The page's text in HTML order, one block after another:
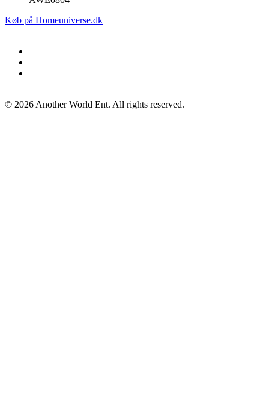
Køb på Homeuniverse.dk
© 2026 Another World Ent. All rights reserved.